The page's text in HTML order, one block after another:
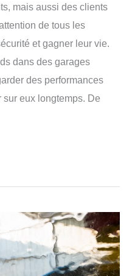
mais aussi des clients
de tous les
et gagner leur vie.
dans des garages
des performances
eux longtemps. ​‍​‌‍De